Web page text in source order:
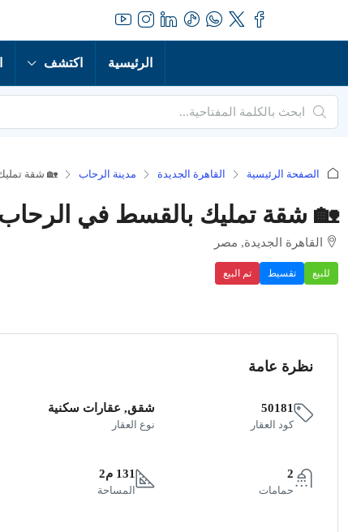
الرئيسية اكتشف
الصفحة الرئيسية القاهرة الجديدة مدينة الرحاب 🏡 شقة
🏡 شقة تمليك بالقسط في الرحاب
القاهرة الجديدة, مصر
للبيع تقسيط تم البيع
نظرة عامة
50181
كود العقار
شقق, عقارات سكنية
نوع العقار
2
حمامات
131 م2
المساحة